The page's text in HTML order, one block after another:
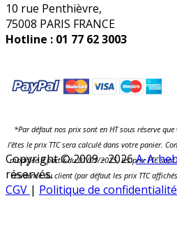
10 rue Penthièvre,
75008 PARIS FRANCE
Hotline : 01 77 62 3003
*Par défaut nos prix sont en HT sous réserve
l’êtes le prix TTC sera calculé dans votre panier.
modifiée à partir du 01/01/2015, les prix TTC
résidence du client (par défaut les prix TTC
Copyright © 2009 - 2026A-A-
réservés.
CGV | Politique de confidentialité